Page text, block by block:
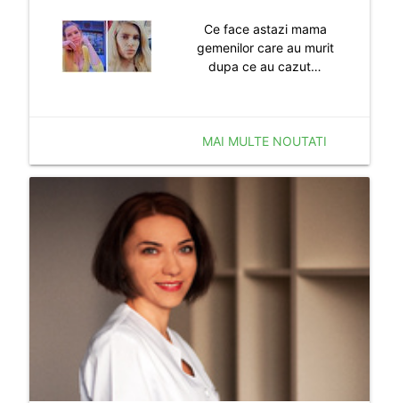
Ce face astazi mama
gemenilor care au murit
dupa ce au cazut…
MAI MULTE NOUTATI